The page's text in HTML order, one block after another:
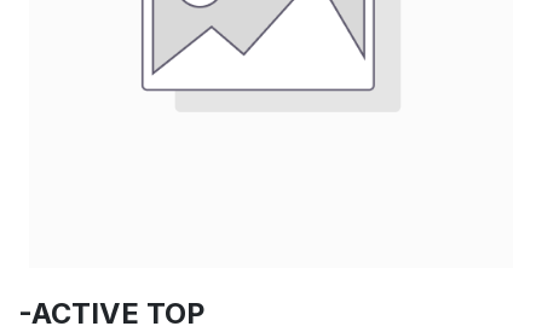
-ACTIVE TOP